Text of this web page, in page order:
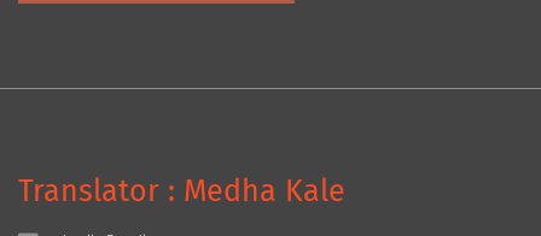
Translator : Medha Kale